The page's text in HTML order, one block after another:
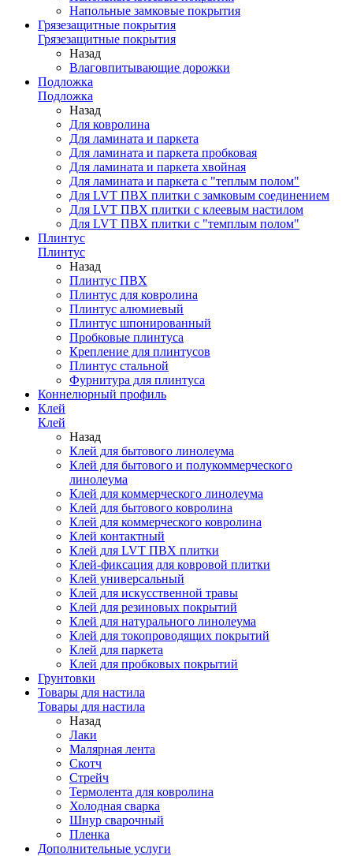
Напольные замковые покрытия
Грязезащитные покрытия
Грязезащитные покрытия
Назад
Влаговпитывающие дорожки
Подложка
Подложка
Назад
Для ковролина
Для ламината и паркета
Для ламината и паркета пробковая
Для ламината и паркета хвойная
Для ламината и паркета с "теплым полом"
Для LVT ПВХ плитки с замковым соединением
Для LVT ПВХ плитки с клеевым настилом
Для LVT ПВХ плитки с "темплым полом"
Плинтус
Плинтус
Назад
Плинтус ПВХ
Плинтус для ковролина
Плинтус алюмиевый
Плинтус шпонированный
Пробковые плинтуса
Крепление для плинтусов
Плинтус стальной
Фурнитура для плинтуса
Коннелюрный профиль
Клей
Клей
Назад
Клей для бытового линолеума
Клей для бытового и полукоммерческого
линолеума
Клей для коммерческого линолеума
Клей для бытового ковролина
Клей для коммерческого ковролина
Клей контактный
Клей для LVT ПВХ плитки
Клей-фиксация для ковровой плитки
Клей универсальный
Клей для искусственной травы
Клей для резиновых покрытий
Клей для натурального линолеума
Клей для токопроводящих покрытий
Клей для паркета
Клей для пробковых покрытий
Грунтовки
Товары для настила
Товары для настила
Назад
Лаки
Малярная лента
Скотч
Стрейч
Термолента для ковролина
Холодная сварка
Шнур сварочный
Пленка
Дополнительные услуги